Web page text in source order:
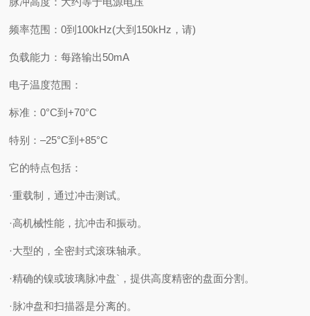
频率范围：0到100kHz(大到150kHz，请)
负载能力：每路输出50mA
电子温度范围：
标准：0°C到+70°C
特别：–25°C到+85°C
它的特点包括：
·重载制，通过冲击测试。
·高机械性能，抗冲击和振动。
·大型的，全密封式滚珠轴承。
·精确的镍或玻璃脉冲盘`，提供高度精密的盘面分割。
·脉冲盘和扫描器是分离的。